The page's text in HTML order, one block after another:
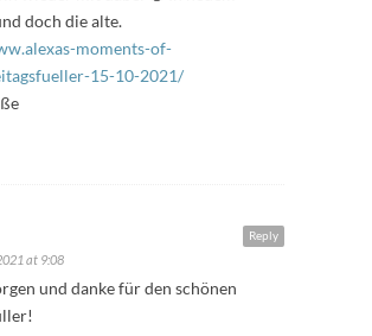
doch die alte.
moments-of-
15-10-2021/
Reply
at 9:08
und danke für den schönen